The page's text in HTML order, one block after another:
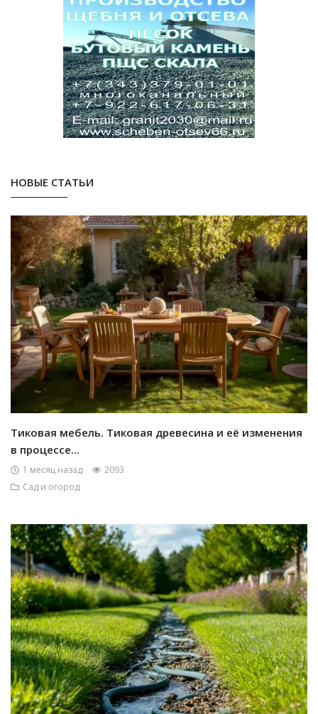
НОВЫЕ СТАТЬИ
Тиковая мебель. Тиковая древесина и её изменения
в процессе...
1 месяц назад
2093
Сад и огород